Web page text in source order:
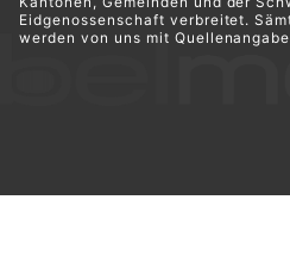
Eidgenossenschaft verbreitet.
werden von uns mit